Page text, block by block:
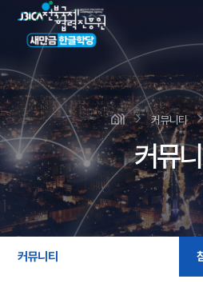
커뮤니티
커뮤
커뮤니티